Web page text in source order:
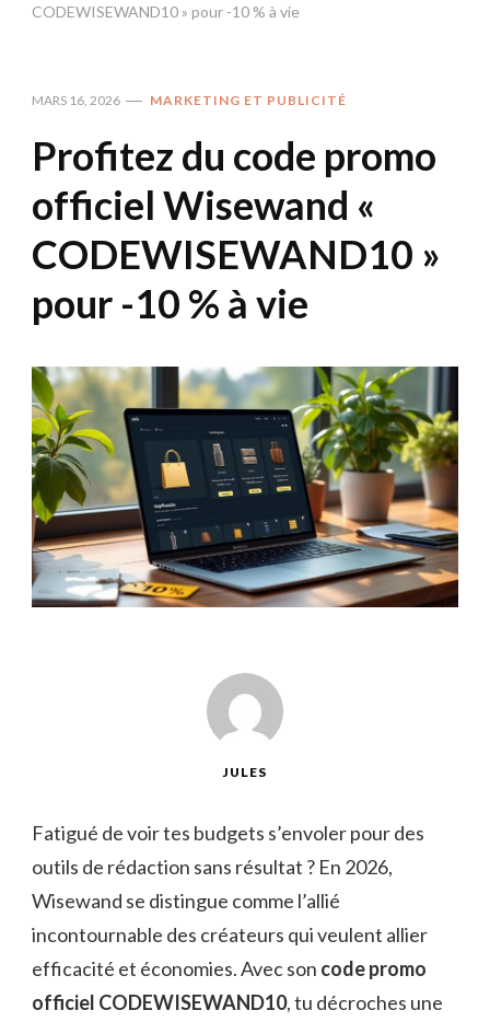
CODEWISEWAND10 » pour -10 % à vie
MARS 16, 2026 MARKETING ET PUBLICITÉ
Profitez du code promo
officiel Wisewand «
CODEWISEWAND10 »
pour -10 % à vie
JULES
Fatigué de voir tes budgets s’envoler pour des
outils de rédaction sans résultat ? En 2026,
Wisewand se distingue comme l’allié
incontournable des créateurs qui veulent allier
efficacité et économies. Avec son code promo
officiel CODEWISEWAND10, tu décroches une